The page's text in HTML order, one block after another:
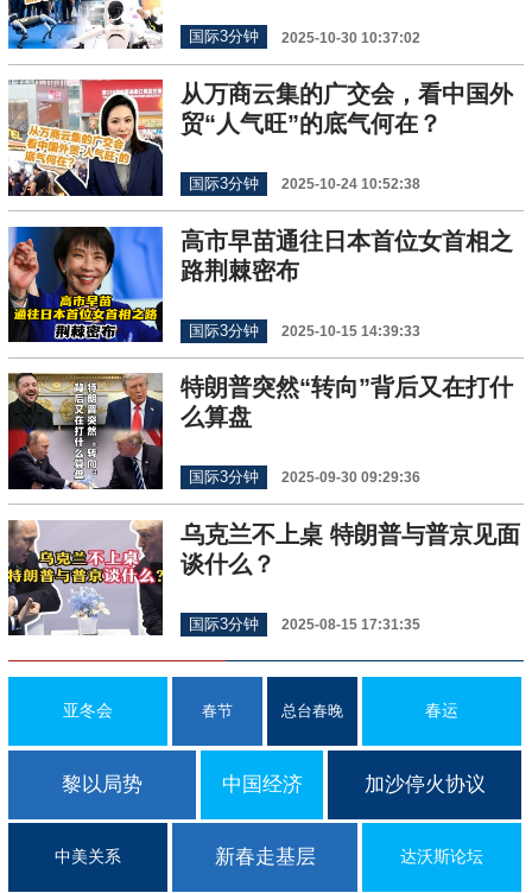
国际3分钟 2025-10-30 10:37:02
从万商云集的广交会，看中国外
贸“人气旺”的底气何在？
国际3分钟 2025-10-24 10:52:38
高市早苗通往日本首位女首相之
路荆棘密布
国际3分钟 2025-10-15 14:39:33
特朗普突然“转向”背后又在打什
么算盘
国际3分钟 2025-09-30 09:29:36
乌克兰不上桌 特朗普与普京见面
谈什么？
国际3分钟 2025-08-15 17:31:35
亚冬会 春节 总台春晚 春运
黎以局势 中国经济 加沙停火协议
中美关系 新春走基层 达沃斯论坛